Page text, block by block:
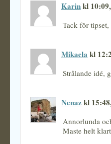
Karinkl
Tack för
Mikaela kl
Strålande idé,
Nenazkl
Annorlunda
Maste helt